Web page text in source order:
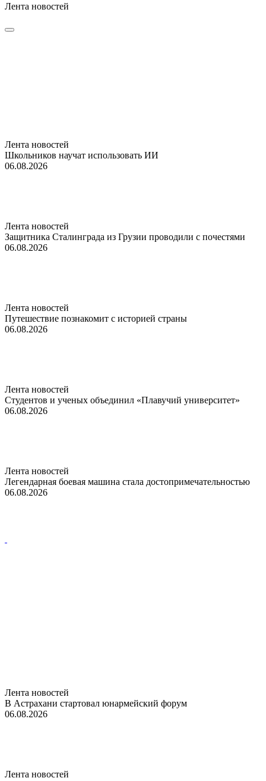
Лента новостей
Лента новостей
Школьников научат использовать ИИ
06.08.2026
Лента новостей
Защитника Сталинграда из Грузии проводили с почестями
06.08.2026
Лента новостей
Путешествие познакомит с историей страны
06.08.2026
Лента новостей
Студентов и ученых объединил «Плавучий университет»
06.08.2026
Лента новостей
Легендарная боевая машина стала достопримечательностью
06.08.2026
Лента новостей
В Астрахани стартовал юнармейский форум
06.08.2026
Лента новостей